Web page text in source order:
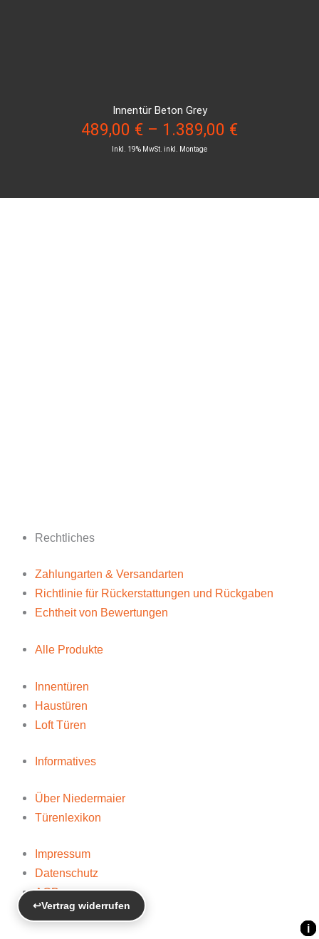
iiiiiiiiii
Innentür Beton Grey
489,00 € – 1.389,00 €
Inkl. 19% MwSt. inkl. Montage
Rechtliches
Zahlungarten & Versandarten
Richtlinie für Rückerstattungen und Rückgaben
Echtheit von Bewertungen
Alle Produkte
Innentüren
Haustüren
Loft Türen
Informatives
Über Niedermaier
Türenlexikon
Impressum
Datenschutz
AGB
Widerrufsbelehrung
↩Vertrag widerrufen